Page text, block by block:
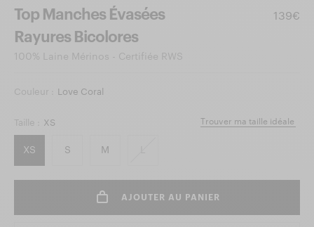
Top Manches Évasées
Rayures Bicolores
100% Laine Mérinos - Certifiée RWS
139€
Couleur : Love Coral
Taille : XS
XS S M
Trouver ma taille idéale
AJOUTER AU PANIER